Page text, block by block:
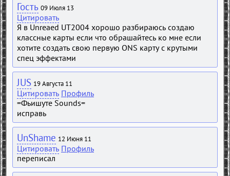
Гость 09 Июля 13
Цитировать
Я в Unreaed UT2004 хорошо разбираюсь создаю
классные карты если что обрашайтесь ко мне если
хотите создать свою первую ONS карту с крутыми
спец эффектами
JUS 19 Августа 11
Цитировать Профиль
=Фьишуте Sounds=
исправь
UnShame 12 Июня 11
Цитировать Профиль
переписал